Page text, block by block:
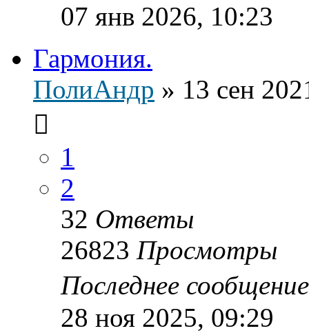
07 янв 2026, 10:23
Гармония.
ПолиАндр » 13 сен
1
2
32 Ответы
26823 Просмотры
Последнее
28 ноя 2025, 09:29